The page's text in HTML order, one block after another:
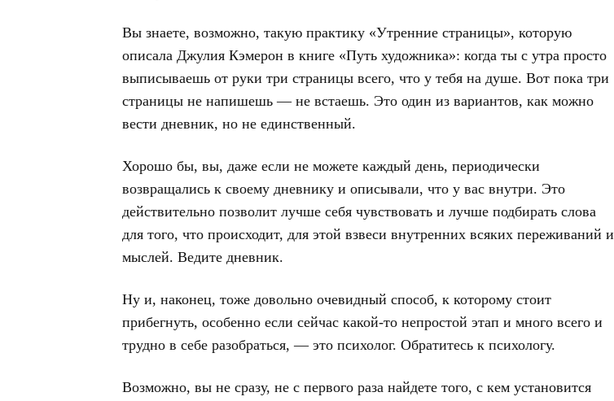
Вы знаете, возможно, такую практику «Утренние страницы», которую
описала Джулия Кэмерон в книге «Путь художника»: когда ты с утра просто
выписываешь от руки три страницы всего, что у тебя на душе. Вот пока три
страницы не напишешь — не встаешь. Это один из вариантов, как можно
вести дневник, но не единственный.
Хорошо бы, вы, даже если не можете каждый день, периодически
возвращались к своему дневнику и описывали, что у вас внутри. Это
действительно позволит лучше себя чувствовать и лучше подбирать слова
для того, что происходит, для этой взвеси внутренних всяких переживаний и
мыслей. Ведите дневник.
Ну и, наконец, тоже довольно очевидный способ, к которому стоит
прибегнуть, особенно если сейчас какой-то непростой этап и много всего и
трудно в себе разобраться, — это психолог. Обратитесь к психологу.
Возможно, вы не сразу, не с первого раза найдете того, с кем установится